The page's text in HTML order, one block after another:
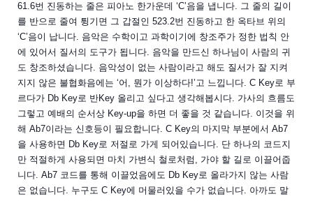
61.6번 진동하는 줄은 피아노 한가운데 ‘C’음을 냅니다. 그 줄의 길이
를 반으로 줄여 튕기면 그 갑절인 523.2번 진동하고 한 옥타브 위의
‘C’음이 납니다. 음악은 수학이고 과학이기에 창조주가 정한 법칙 안
에 있어서 질서의 도구가 됩니다. 음악을 만드신 하나님이 사람의 귀
도 창조하셨습니다. 음악성이 없는 사람이라고 해도 질서가 잘 지켜
지지 않은 불협화음에는 ‘어, 뭔가 이상하다!’고 느낍니다. C Key로 부
르다가 Db Key로 반Key 올리고 싶다고 생각해봅시다. 가사의 흐름도
그렇고 예배의 순서상 Key-up을 하면 더 좋을 것 같습니다. 이것을 위
해 Ab7이라는 신호등이 필요합니다. C Key의 마지막 부분에서 Ab7
을 사용하면 Db Key로 저절로 가게 되어있습니다. 단 하나의 코드지
만 적절하게 사용되면 마치 가변식 철로처럼, 가야 할 길로 이끌어줍
니다. Ab7 코드를 통해 이끌었음에도 Db Key로 올라가지 않는 사람
은 없습니다. 누구도 C Key에 머물러있을 수가 없습니다. 아까도 말